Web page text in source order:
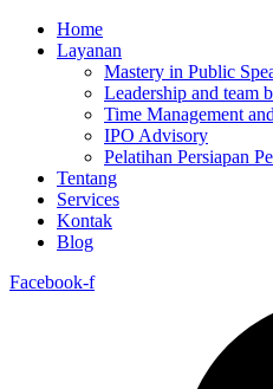
Home
Layanan
Mastery in Public
Leadership and team
Time Management
IPO Advisory
Pelatihan Persiapan
Tentang
Services
Kontak
Blog
Facebook-f